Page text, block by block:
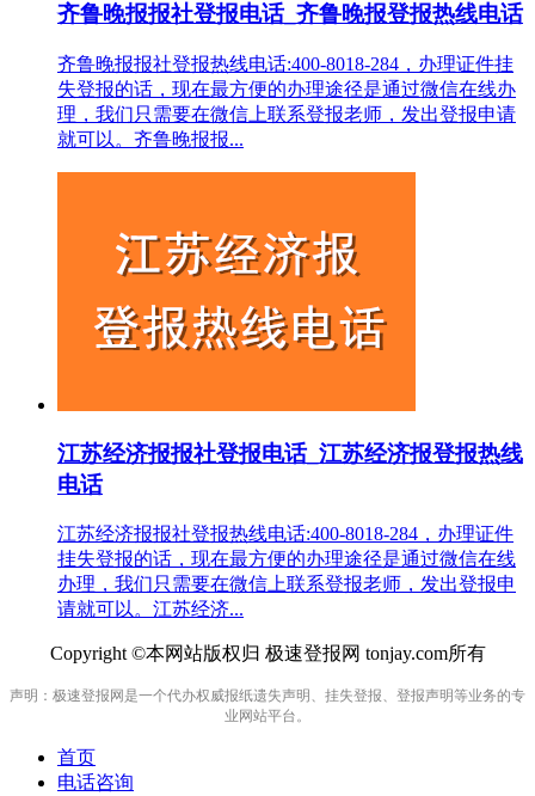
齐鲁晚报报社登报电话_齐鲁晚报登报热线电话
齐鲁晚报报社登报热线电话:400-8018-284，办理证件挂
失登报的话，现在最方便的办理途径是通过微信在线办
理，我们只需要在微信上联系登报老师，发出登报申请
就可以。齐鲁晚报报...
江苏经济报报社登报电话_江苏经济报登报热线
电话
江苏经济报报社登报热线电话:400-8018-284，办理证件
挂失登报的话，现在最方便的办理途径是通过微信在线
办理，我们只需要在微信上联系登报老师，发出登报申
请就可以。江苏经济...
Copyright ©本网站版权归 极速登报网 tonjay.com所有
声明：极速登报网是一个代办权威报纸遗失声明、挂失登报、登报声明等业务的专
业网站平台。
首页
电话咨询